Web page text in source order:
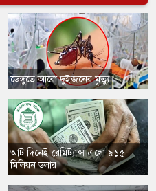
​ডেঙ্গুতে আরো দুইজনের মৃত্যু
​আট দিনেই রেমিট্যান্স এলো ৯১৫
মিলিয়ন ডলার